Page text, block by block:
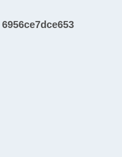
6956ce7dce653